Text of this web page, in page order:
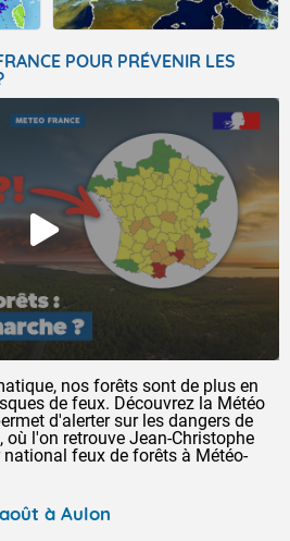
POUR PRÉVENIR LES
nos forêts sont de plus en
de feux. Découvrez la Météo
d'alerter sur les dangers de
l'on retrouve Jean-Christophe
feux de forêts à Météo-
à Aulon